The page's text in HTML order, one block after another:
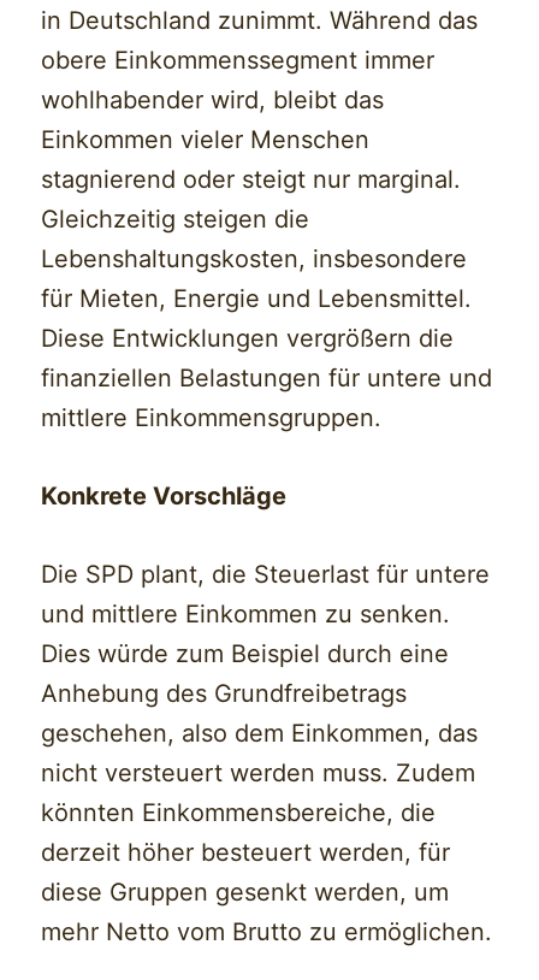
in Deutschland zunimmt. Während das
obere Einkommenssegment immer
wohlhabender wird, bleibt das
Einkommen vieler Menschen
stagnierend oder steigt nur marginal.
Gleichzeitig steigen die
Lebenshaltungskosten, insbesondere
für Mieten, Energie und Lebensmittel.
Diese Entwicklungen vergrößern die
finanziellen Belastungen für untere und
mittlere Einkommensgruppen.
Konkrete Vorschläge
Die SPD plant, die Steuerlast für untere
und mittlere Einkommen zu senken.
Dies würde zum Beispiel durch eine
Anhebung des Grundfreibetrags
geschehen, also dem Einkommen, das
nicht versteuert werden muss. Zudem
könnten Einkommensbereiche, die
derzeit höher besteuert werden, für
diese Gruppen gesenkt werden, um
mehr Netto vom Brutto zu ermöglichen.